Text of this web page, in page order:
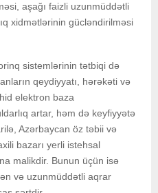
aşağı faizli uzunmüddətli
xidmətlərinin gücləndirilməsi
sistemlərinin tətbiqi də
qeydiyyatı, hərəkəti və
elektron baza
artar, həm də keyfiyyətə
Azərbaycan öz təbii və
bazarı yerli istehsal
malikdir. Bunun üçün isə
və uzunmüddətli aqrar